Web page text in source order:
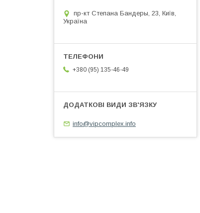
пр-кт Степана Бандеры, 23, Київ,
Україна
+380 (95) 135-46-49
info@vipcomplex.info